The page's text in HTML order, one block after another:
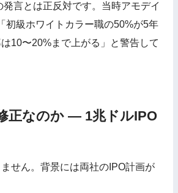
言とは正反対です。当時アモデイ
初級ホワイトカラー職の50%が5年
10〜20%まで上がる」と警告して
正なのか — 1兆ドルIPO
せん。背景には両社のIPO計画が